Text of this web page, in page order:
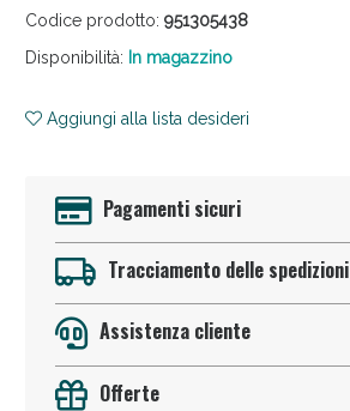
Codice prodotto: 951305438
Disponibilità: In magazzino
Aggiungi alla lista desideri
Pagamenti sicuri
Tracciamento delle spedizioni
Assistenza cliente
Offerte